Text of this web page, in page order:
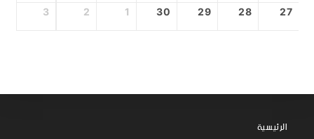
27
28
29
30
1
2
3
الرئيسية